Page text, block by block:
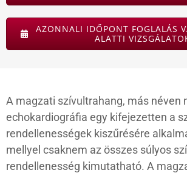
AZONNALI IDŐPONT FOGLALÁS
ALATTI
A magzati szívultrahang, más néven
echokardiográfia egy kifejezetten a
rendellenességek kiszűrésére
mellyel csaknem az összes súlyos
rendellenesség kimutatható. A